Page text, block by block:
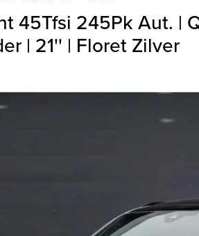
45Tfsi 245Pk Aut. |
| 21'' | Floret Zilver